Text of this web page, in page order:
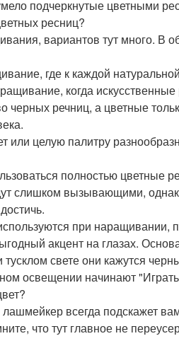
подчеркнутые цветными
ресниц?
вариантов тут много. В
где к каждой
когда
черных речниц, а цветные
или целую палитру
полностью цветные
слишком вызывающими,
при наращивании,
акцент на глазах.
свете они кажутся
освещении начинают
всегда подскажет
что тут главное не